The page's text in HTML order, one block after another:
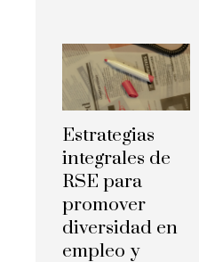
Estrategias
integrales de
RSE para
promover
diversidad en
empleo y